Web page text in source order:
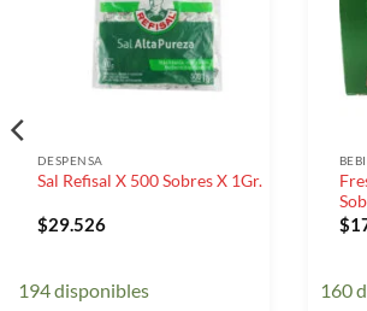
DESPENSA
Sal Refisal X 500 Sobres X 1Gr.
$29.526
194 disponibles
$
160